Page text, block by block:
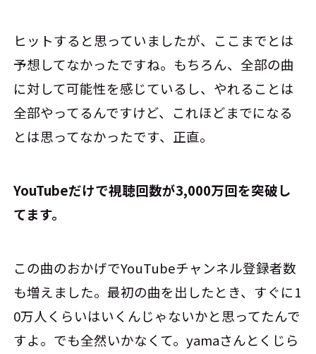
ヒットすると思っていましたが、ここまでとは
予想してなかったですね。もちろん、全部の曲
に対して可能性を感じているし、やれることは
全部やってるんですけど、これほどまでになる
とは思ってなかったです、正直。
――YouTubeだけで視聴回数が3,000万回を突破し
てます。
この曲のおかげでYouTubeチャンネル登録者数
も増えました。最初の曲を出したとき、すぐに1
0万人くらいはいくんじゃないかと思ってたんで
すよ。でも全然いかなくて。yamaさんとくじら